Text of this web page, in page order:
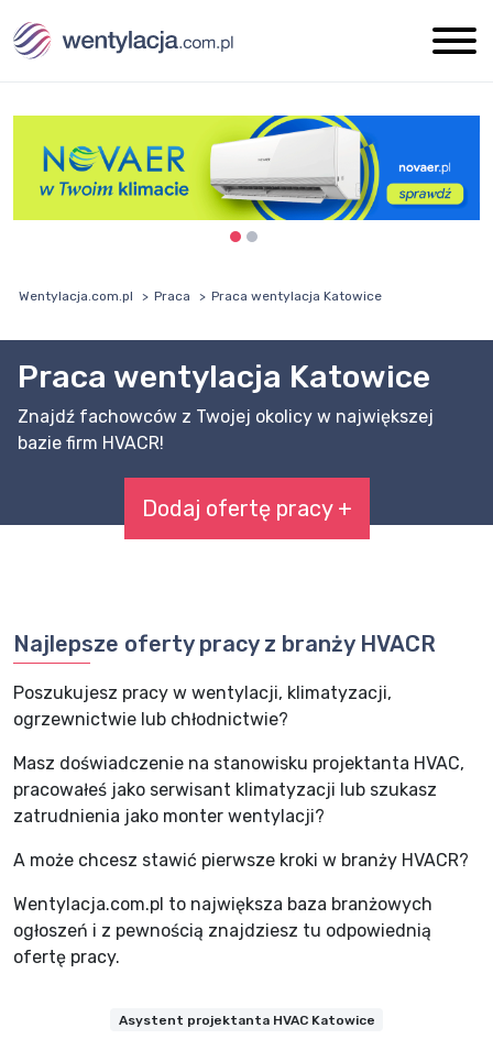
Wentylacja.com.pl Praca Praca wentylacja Katowice
Praca wentylacja Katowice
Znajdź fachowców z Twojej okolicy w największej
bazie firm HVACR!
Dodaj ofertę pracy +
Najlepsze oferty pracy z branży HVACR
Poszukujesz pracy w wentylacji, klimatyzacji,
ogrzewnictwie lub chłodnictwie?
Masz doświadczenie na stanowisku projektanta HVAC,
pracowałeś jako serwisant klimatyzacji lub szukasz
zatrudnienia jako monter wentylacji?
A może chcesz stawić pierwsze kroki w branży HVACR?
Wentylacja.com.pl to największa baza branżowych
ogłoszeń i z pewnością znajdziesz tu odpowiednią
ofertę pracy.
Asystent projektanta HVAC Katowice